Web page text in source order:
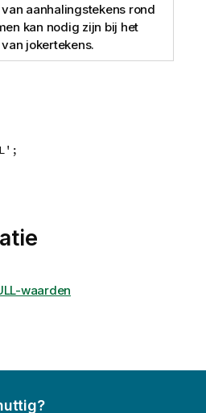
aanhalingstekens rond
kan nodig zijn bij het
jokertekens.
waarden